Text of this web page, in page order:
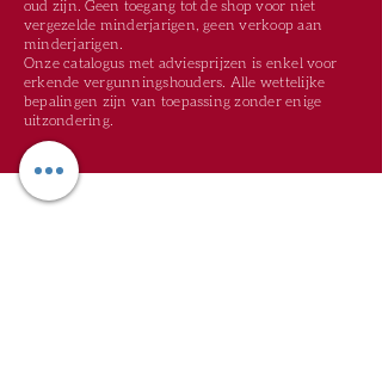
oud zijn. Geen toegang tot de shop voor niet
vergezelde minderjarigen, geen verkoop aan
minderjarigen.
Onze catalogus met adviesprijzen is enkel voor
erkende vergunningshouders. Alle wettelijke
bepalingen zijn van toepassing zonder enige
uitzondering.